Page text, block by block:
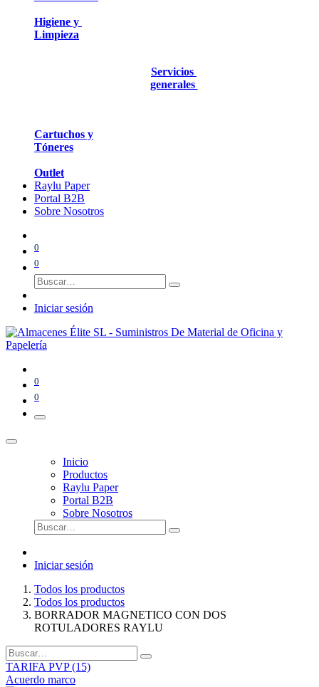
Higiene y
Limpieza
Servicios
generales
Cartuchos y
Tóneres
Outlet
Raylu Paper
Portal B2B
Sobre Nosotros
0
0
Iniciar sesión
0
0
Inicio
Productos
Raylu Paper
Portal B2B
Sobre Nosotros
Iniciar sesión
Todos los productos
Todos los productos
BORRADOR MAGNETICO CON DOS
ROTULADORES RAYLU
TARIFA PVP (15)
Acuerdo marco